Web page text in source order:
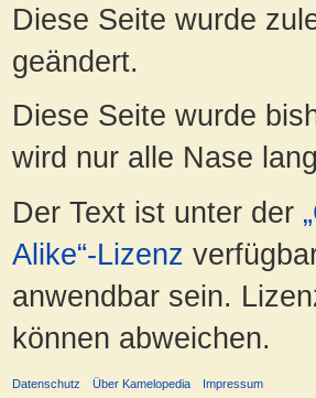
Diese Seite wurde
geändert.
Diese Seite wurde
wird nur alle Nase
Der Text ist unter der
Alike“-Lizenz
anwendbar sein.
können abweichen.
Datenschutz Über Kamelopedia Impressum